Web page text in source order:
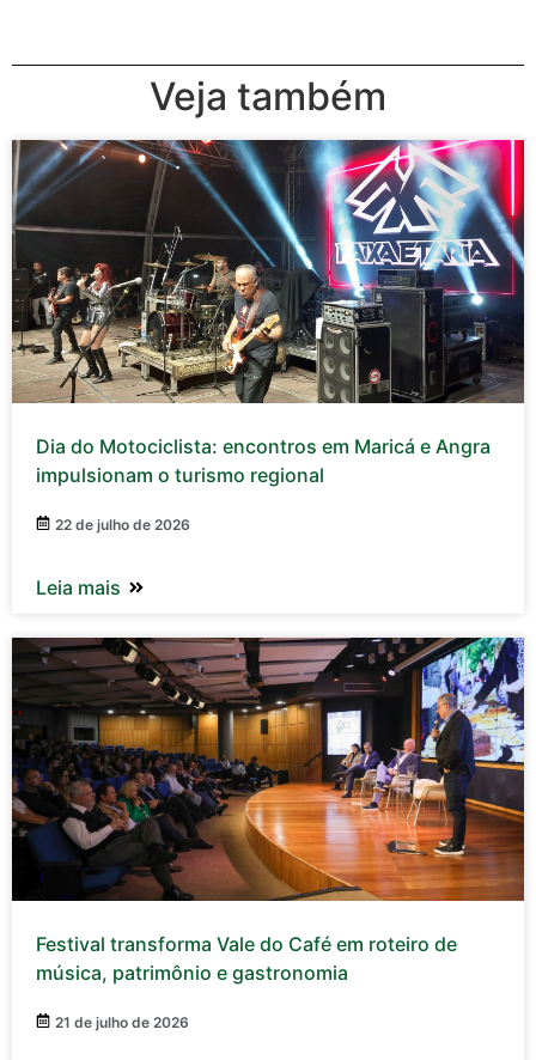
Veja também
Dia do Motociclista: encontros em Maricá e Angra
impulsionam o turismo regional
22 de julho de 2026
Leia mais
Festival transforma Vale do Café em roteiro de
música, patrimônio e gastronomia
21 de julho de 2026